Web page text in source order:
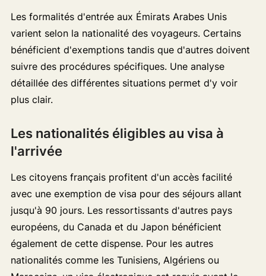
Les formalités d'entrée aux Émirats Arabes Unis
varient selon la nationalité des voyageurs. Certains
bénéficient d'exemptions tandis que d'autres doivent
suivre des procédures spécifiques. Une analyse
détaillée des différentes situations permet d'y voir
plus clair.
Les nationalités éligibles au visa à
l'arrivée
Les citoyens français profitent d'un accès facilité
avec une exemption de visa pour des séjours allant
jusqu'à 90 jours. Les ressortissants d'autres pays
européens, du Canada et du Japon bénéficient
également de cette dispense. Pour les autres
nationalités comme les Tunisiens, Algériens ou